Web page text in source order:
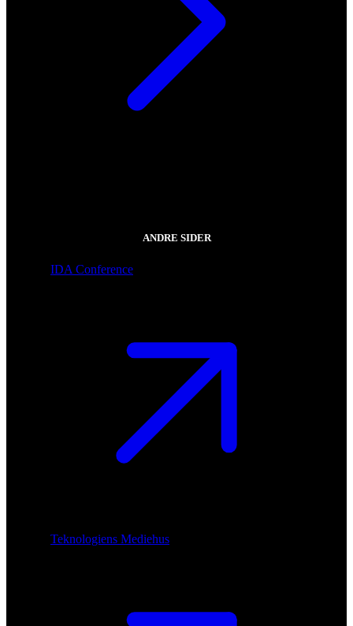
ANDRE SIDER
IDA Conference
Teknologiens Mediehus